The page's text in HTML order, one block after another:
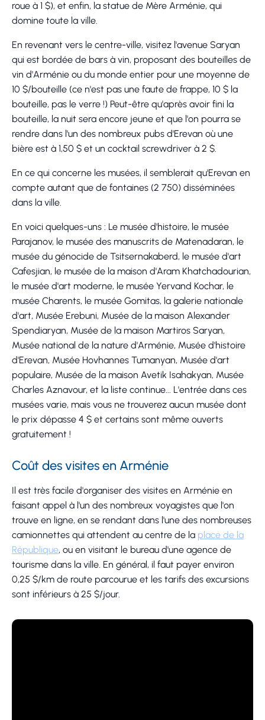
roue à 1 $), et enfin, la statue de Mère Arménie, qui
domine toute la ville.
En revenant vers le centre-ville, visitez l'avenue Saryan
qui est bordée de bars à vin, proposant des bouteilles de
vin d'Arménie ou du monde entier pour une moyenne de
10 $/bouteille (ce n'est pas une faute de frappe, 10 $ la
bouteille, pas le verre !) Peut-être qu'après avoir fini la
bouteille, la nuit sera encore jeune et que l'on pourra se
rendre dans l'un des nombreux pubs d'Erevan où une
bière est à 1,50 $ et un cocktail screwdriver à 2 $.
En ce qui concerne les musées, il semblerait qu'Erevan en
compte autant que de fontaines (2 750) disséminées
dans la ville.
En voici quelques-uns : Le musée d'histoire, le musée
Parajanov, le musée des manuscrits de Matenadaran, le
musée du génocide de Tsitsernakaberd, le musée d'art
Cafesjian, le musée de la maison d'Aram Khatchadourian,
le musée d'art moderne, le musée Yervand Kochar, le
musée Charents, le musée Gomitas, la galerie nationale
d'art, Musée Erebuni, Musée de la maison Alexander
Spendiaryan, Musée de la maison Martiros Saryan,
Musée national de la nature d'Arménie, Musée d'histoire
d'Erevan, Musée Hovhannes Tumanyan, Musée d'art
populaire, Musée de la maison Avetik Isahakyan, Musée
Charles Aznavour, et la liste continue... L'entrée dans ces
musées varie, mais vous ne trouverez aucun musée dont
le prix dépasse 4 $ et certains sont même ouverts
gratuitement !
Coût des visites en Arménie
Il est très facile d'organiser des visites en Arménie en
faisant appel à l'un des nombreux voyagistes que l'on
trouve en ligne, en se rendant dans l'une des nombreuses
camionnettes qui attendent au centre de la place de la
République, ou en visitant le bureau d'une agence de
tourisme dans la ville. En général, il faut payer environ
0,25 $/km de route parcourue et les tarifs des excursions
sont inférieurs à 25 $/jour.